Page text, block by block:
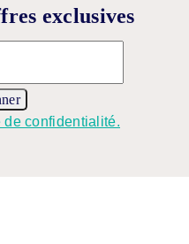
exclusives
confidentialité.